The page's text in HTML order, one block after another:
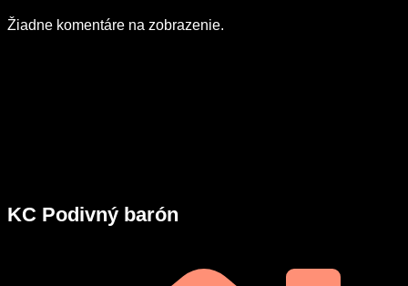
Žiadne komentáre na zobrazenie.
KC Podivný barón